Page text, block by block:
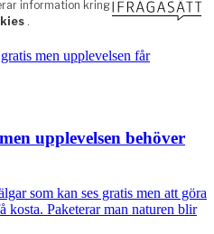
upplevelsen behöver
som kan ses gratis men att göra
kosta. Paketerar man naturen blir